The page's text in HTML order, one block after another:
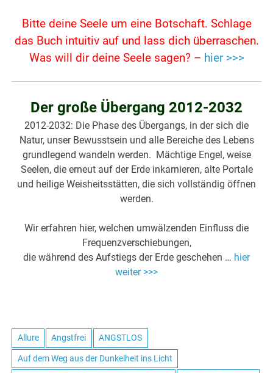
Bitte deine Seele um eine Botschaft. Schlage
das Buch intuitiv auf und lass dich überraschen.
Was will dir deine Seele sagen? – hier >>>
Der große Übergang 2012-2032
2012-2032: Die Phase des Übergangs, in der sich die
Natur, unser Bewusstsein und alle Bereiche des Lebens
grundlegend wandeln werden. Mächtige Engel, weise
Seelen, die erneut auf der Erde inkarnieren, alte Portale
und heilige Weisheitsstätten, die sich vollständig öffnen
werden.
Wir erfahren hier, welchen umwälzenden Einfluss die
Frequenzverschiebungen,
die während des Aufstiegs der Erde geschehen … hier
weiter >>>
Allure Angstfrei ANGSTLOS
Auf dem Weg aus der Dunkelheit ins Licht